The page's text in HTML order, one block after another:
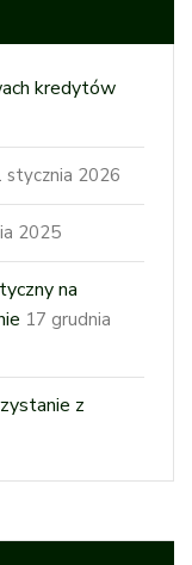
kredytów
stycznia 2026
2025
na
17 grudnia
z